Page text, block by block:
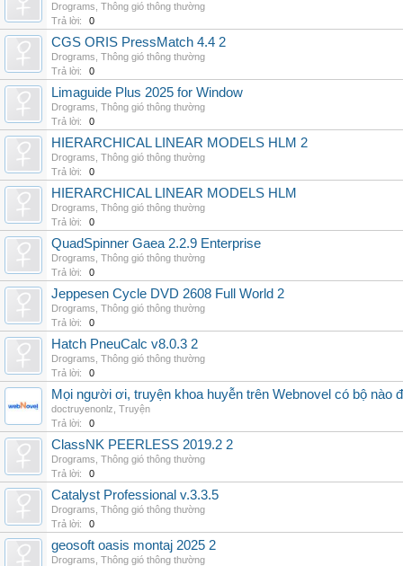
Drograms Thông gió thông thường
Trả lời:
0
CGS ORIS PressMatch 4.4 2
Drograms Thông gió thông thường
Trả lời:
0
Limaguide Plus 2025 for Window
Drograms Thông gió thông thường
Trả lời:
0
HIERARCHICAL LINEAR MODELS HLM 2
Drograms Thông gió thông thường
Trả lời:
0
HIERARCHICAL LINEAR MODELS HLM
Drograms Thông gió thông thường
Trả lời:
0
QuadSpinner Gaea 2.2.9 Enterprise
Drograms Thông gió thông thường
Trả lời:
0
Jeppesen Cycle DVD 2608 Full World 2
Drograms Thông gió thông thường
Trả lời:
0
Hatch PneuCalc v8.0.3 2
Drograms Thông gió thông thường
Trả lời:
0
Mọi người ơi, truyện khoa huyễn trên Webnovel có bộ nào
doctruyenonlz Truyện
Trả lời:
0
ClassNK PEERLESS 2019.2 2
Drograms Thông gió thông thường
Trả lời:
0
Catalyst Professional v.3.3.5
Drograms Thông gió thông thường
Trả lời:
0
geosoft oasis montaj 2025 2
Drograms Thông gió thông thường